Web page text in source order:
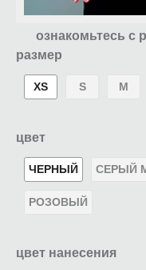
ознакомьтесь с
размер
XS S M
цвет
ЧЕРНЫЙ СЕРЫЙ
РОЗОВЫЙ
цвет нанесения